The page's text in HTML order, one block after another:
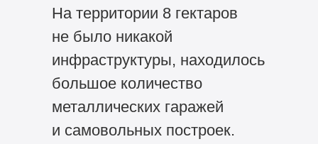
На территории 8 гектаров
не было никакой
инфраструктуры, находилось
большое количество
металлических гаражей
и самовольных построек.